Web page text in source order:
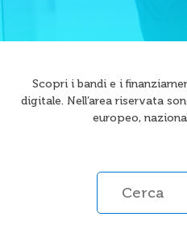
Scopri i bandi e i
digitale. Nell’area riservata
europeo,